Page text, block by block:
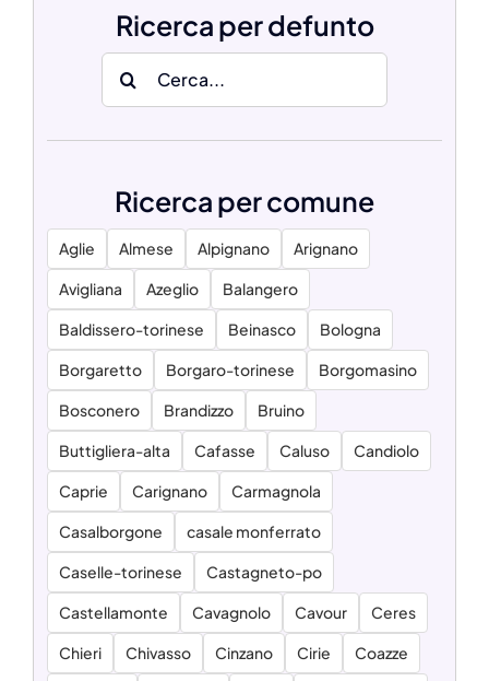
Ricerca per defunto
Search
for:
Ricerca per comune
Aglie Almese Alpignano Arignano
Avigliana Azeglio Balangero
Baldissero-torinese Beinasco Bologna
Borgaretto Borgaro-torinese Borgomasino
Bosconero Brandizzo Bruino
Buttigliera-alta Cafasse Caluso Candiolo
Caprie Carignano Carmagnola
Casalborgone casale monferrato
Caselle-torinese Castagneto-po
Castellamonte Cavagnolo Cavour Ceres
Chieri Chivasso Cinzano Cirie Coazze